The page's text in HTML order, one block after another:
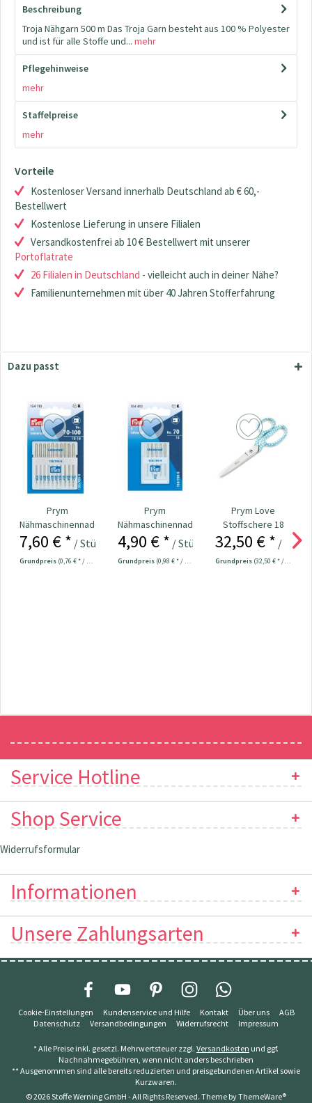
Beschreibung
Troja Nähgarn 500 m Das Troja Garn besteht aus 100 % Polyester
und ist für alle Stoffe und... mehr
Pflegehinweise
mehr
Staffelpreise
mehr
Vorteile
Kostenloser Versand innerhalb Deutschland ab € 60,-
Bestellwert
Kostenlose Lieferung in unsere Filialen
Versandkostenfrei ab 10 € Bestellwert mit unserer
Portoflatrate
26 Filialen in Deutschland - vielleicht auch in deiner Nähe?
Familienunternehmen mit über 40 Jahren Stofferfahrung
Dazu passt
Prym
Nähmaschinennadeln
130/705
Universal...
7,60 € * / Stück
Grundpreis (0,76 € * / 1 Stück)
Prym
Nähmaschinennadeln
130/705 Universal
4,90 € * / Stück
Grundpreis (0,98 € * / 1 Stück)
Prym Love
Stoffschere 18
cm Nr. 610540
32,50 € * / Stück
Grundpreis (32,50 € * / 1 Stück)
Service Hotline
Shop Service
Widerrufsformular
Informationen
Unsere Zahlungsarten
Cookie-Einstellungen Kundenservice und Hilfe Kontakt Über uns
AGB
Datenschutz
Versandbedingungen Widerrufsrecht Impressum
* Alle Preise inkl. gesetzl. Mehrwertsteuer zzgl. Versandkosten und ggf.
Nachnahmegebühren, wenn nicht anders beschrieben
** Ausgenommen sind alle bereits reduzierten und preisgebundenen Artikel sowie
Kurzwaren.
© 2026 Stoffe Werning GmbH - All Rights Reserved. Theme byThemeWare®